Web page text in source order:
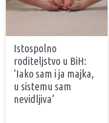
Istospolno
roditeljstvo u BiH:
‘Iako sam i ja majka,
u sistemu sam
nevidljiva’